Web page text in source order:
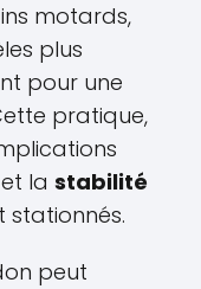
motards,
plus
pour une
pratique,
et la stabilité
stationnés.
peut